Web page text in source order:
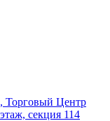
Торговый Центр
секция 114